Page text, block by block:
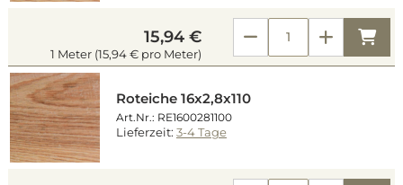
15,94 €
1 Meter (15,94 € pro Meter)
Roteiche 16x2,8x110
Art.Nr.: RE1600281100
Lieferzeit: 3-4 Tage